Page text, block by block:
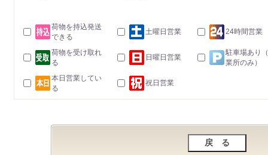
荷物を持込発送
できる
土曜日営業 24時間営業
荷物を受け取れ
る
日曜日営業
駐車場あり
業所のみ）
本日営業してい
る
祝日営業